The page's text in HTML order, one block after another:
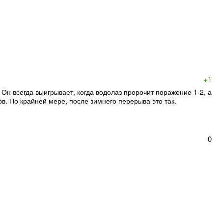
+1
всегда выигрывает, когда водолаз пророчит поражение 1-2, а
По крайней мере, после зимнего перерыва это так.
0